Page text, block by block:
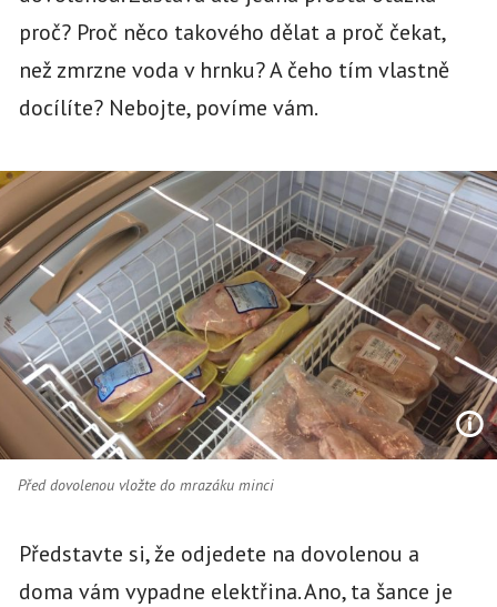
proč? Proč něco takového dělat a proč čekat,
než zmrzne voda v hrnku? A čeho tím vlastně
docílíte? Nebojte, povíme vám.
Před dovolenou vložte do mrazáku minci
Představte si, že odjedete na dovolenou a
doma vám vypadne elektřina. Ano, ta šance je